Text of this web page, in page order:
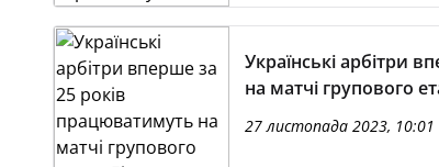
Українські арбітри
на матчі групового
27 листопада 2023, 10:01